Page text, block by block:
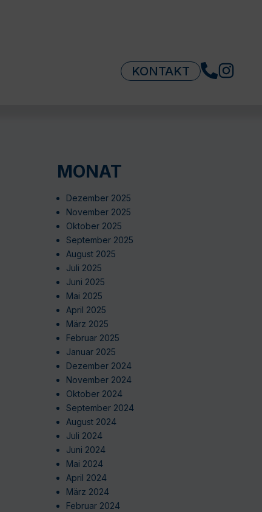
KONTAKT
MONAT
Dezember 2025
November 2025
Oktober 2025
September 2025
August 2025
Juli 2025
Juni 2025
Mai 2025
April 2025
März 2025
Februar 2025
Januar 2025
Dezember 2024
November 2024
Oktober 2024
September 2024
August 2024
Juli 2024
Juni 2024
Mai 2024
April 2024
März 2024
Februar 2024